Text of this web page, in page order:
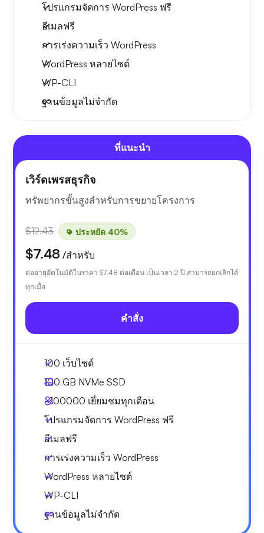
โปรแกรมจัดการ WordPress ฟรี
อีเมลฟรี
การเร่งความเร็ว WordPress
WordPress หลายไซต์
WP-CLI
ฐานข้อมูลไม่จำกัด
ที่แนะนำ
เวิร์ดเพรสธุรกิจ
ทรัพยากรขั้นสูงสำหรับการขยายโครงการ
$12.43 ประหยัด 40%
$7.48 /สำหรับ
ต่ออายุอัตโนมัติในราคา $7.48 ต่อเดือน เป็นเวลา 2 ปี สามารถยกเลิกได้
ทุกเมื่อ
คำสั่ง
100 เว็บไซต์
100 GB NVMe SSD
~100000 เยี่ยมชมทุกเดือน
โปรแกรมจัดการ WordPress ฟรี
อีเมลฟรี
การเร่งความเร็ว WordPress
WordPress หลายไซต์
WP-CLI
ฐานข้อมูลไม่จำกัด